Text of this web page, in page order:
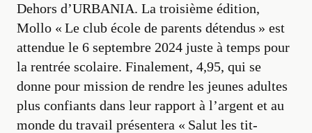
Dehors d’URBANIA. La troisième édition,
Mollo « Le club école de parents détendus » est
attendue le 6 septembre 2024 juste à temps pour
la rentrée scolaire. Finalement, 4,95, qui se
donne pour mission de rendre les jeunes adultes
plus confiants dans leur rapport à l’argent et au
monde du travail présentera « Salut les tit-